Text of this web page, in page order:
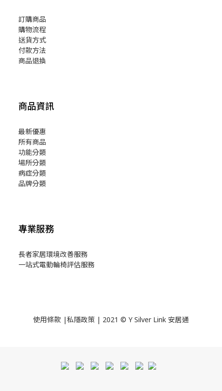
訂購商品
購物流程
送貨方式
付款方法
商品退換
商品資訊
最新優惠
所有商品
功能分類
場所分類
病症分類
品牌分類
專業服務
長者家居環境改善服務
一站式電動輪椅評估服務
使用條款 |私隱政策 | 2021 © Y Silver Link 安居通